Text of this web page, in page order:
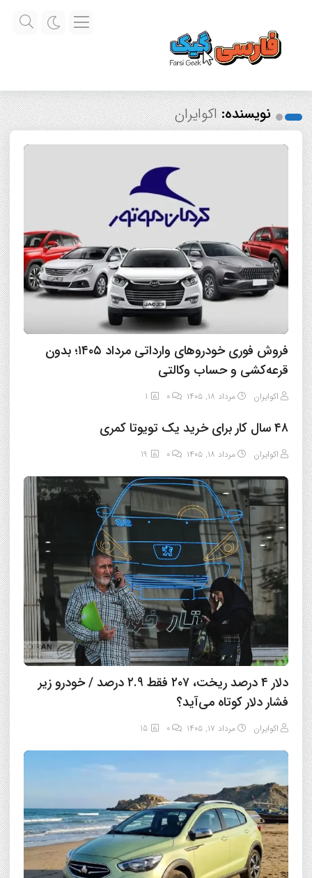
نویسنده:اکوایران
فروش فوری خودروهای وارداتی مرداد ۱۴۰۵؛ بدون
قرعه‌کشی و حساب وکالتی
اکوایران مرداد ۱۸, ۱۴۰۵ 0
1
۴۸ سال کار برای خرید یک تویوتا کمری
اکوایران مرداد ۱۸, ۱۴۰۵ 0
19
دلار ۴ درصد ریخت، ۲۰۷ فقط ۲.۹ درصد / خودرو زیر
فشار دلار کوتاه می‌آید؟
اکوایران مرداد ۱۷, ۱۴۰۵ 0
15